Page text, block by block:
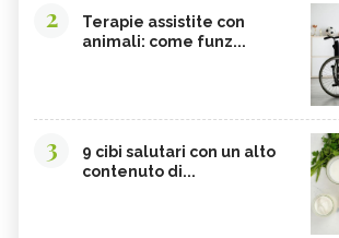
2
Terapie assistite con
animali: come funz...
3
9 cibi salutari con un alto
contenuto di...